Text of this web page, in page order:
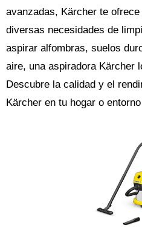
avanzadas, Kärcher te
diversas necesidades de
aspirar alfombras, suelos
aire, una aspiradora Kärcher
Descubre la calidad y el
Kärcher en tu hogar o